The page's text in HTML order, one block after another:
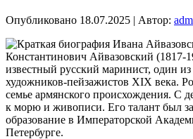
Опубликовано 18.07.2025 | Автор:
Константинович Айвазовский (1817-
известный русский маринист, один
художников-пейзажистов XIX века.
семье армянского происхождения. С
к морю и живописи. Его талант был
образование в Императорской
Петербурге.